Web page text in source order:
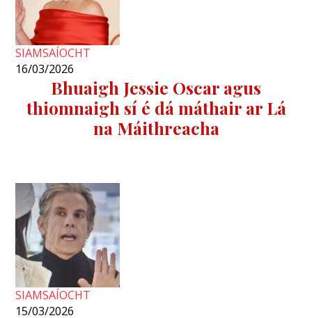
SIAMSAÍOCHT
16/03/2026
Bhuaigh Jessie Oscar agus
thiomnaigh sí é dá máthair ar Lá
na Máithreacha
SIAMSAÍOCHT
15/03/2026